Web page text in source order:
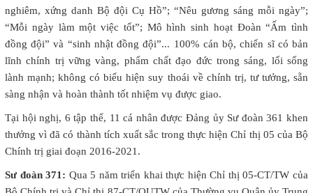
nghiêm, xứng danh Bộ đội Cụ Hồ”; “Nêu gương sáng mỗi ngày”;
“Mỗi ngày làm một việc tốt”; Mô hình sinh hoạt Đoàn “Ấm tình
đồng đội” và “sinh nhật đồng đội”... 100% cán bộ, chiến sĩ có bản
lĩnh chính trị vững vàng, phẩm chất đạo đức trong sáng, lối sống
lành mạnh; không có biểu hiện suy thoái về chính trị, tư tưởng, sẵn
sàng nhận và hoàn thành tốt nhiệm vụ được giao.
Tại hội nghị, 6 tập thể, 11 cá nhân được Đảng ủy Sư đoàn 361 khen
thưởng vì đã có thành tích xuất sắc trong thực hiện Chỉ thị 05 của Bộ
Chính trị giai đoạn 2016-2021.
Sư đoàn 371: Qua 5 năm triển khai thực hiện Chỉ thị 05-CT/TW của